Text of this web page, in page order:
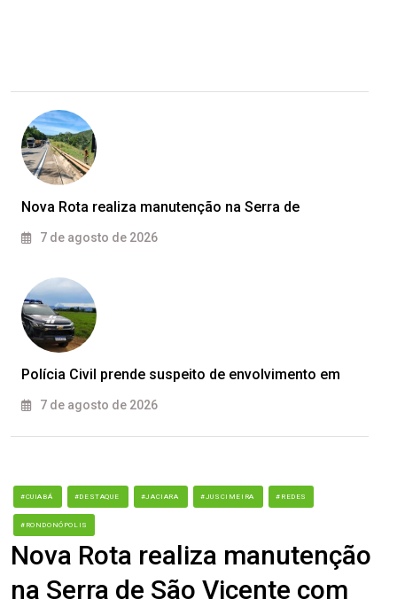
Nova Rota realiza manutenção na Serra de
7 de agosto de 2026
Polícia Civil prende suspeito de envolvimento em
7 de agosto de 2026
#CUIABÁ #DESTAQUE #JACIARA #JUSCIMEIRA #REDES
#RONDONÓPOLIS
Nova Rota realiza manutenção
na Serra de São Vicente com